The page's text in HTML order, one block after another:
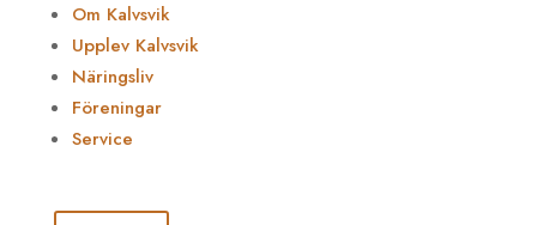
Om Kalvsvik
Upplev Kalvsvik
Näringsliv
Föreningar
Service